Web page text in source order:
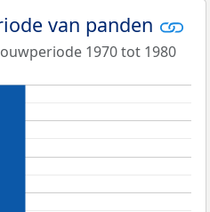
van panden
1970 tot 1980